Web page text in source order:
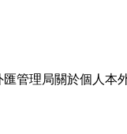
匯管理局關於個人